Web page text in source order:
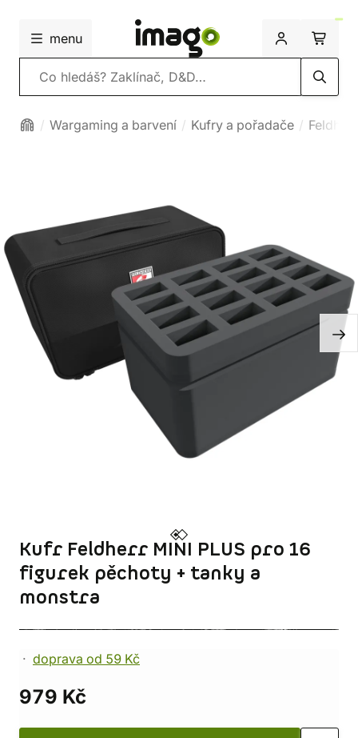
menu
Vyhledávání
Wargaming a barvení Kufry a pořadače Feldherr
Kufr Feldherr MINI PLUS pro 16
figurek pěchoty + tanky a
monstra
doprava od 59 Kč
979 Kč